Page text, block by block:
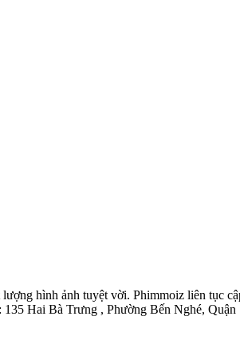
hình ảnh tuyệt vời. Phimmoiz liên tục
Bà Trưng , Phường Bến Nghé, Quận